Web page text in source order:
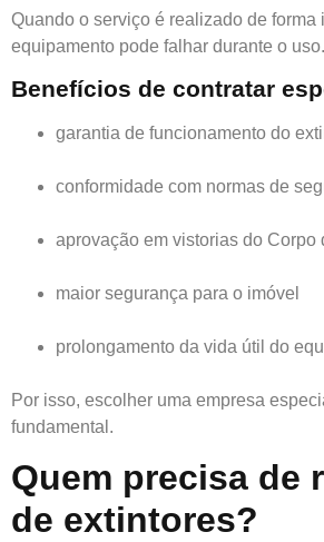
Quando o serviço é realizado de forma
equipamento pode falhar durante o uso.
Benefícios de contratar
garantia de funcionamento do
conformidade com normas de
aprovação em vistorias do Corpo
maior segurança para o imóvel
prolongamento da vida útil do
Por isso, escolher uma empresa
fundamental.
Quem precisa de
de extintores?